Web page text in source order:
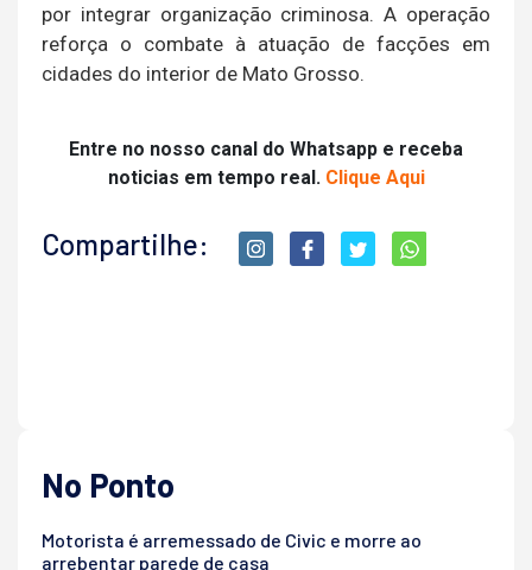
por integrar organização criminosa. A operação
reforça o combate à atuação de facções em
cidades do interior de Mato Grosso.
Entre no nosso canal do Whatsapp e receba
noticias em tempo real. Clique Aqui
Compartilhe:
No Ponto
Motorista é arremessado de Civic e morre ao
arrebentar parede de casa